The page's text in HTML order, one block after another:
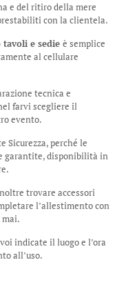
e del ritiro della mere
con la clientela.
tavoli e sedie è semplice
al cellulare
tecnica e
farvi scegliere il
evento.
Sicurezza, perché le
garantite, disponibilità in
trovare accessori
l’allestimento con
mai.
indicate il luogo e l’ora
all’uso.